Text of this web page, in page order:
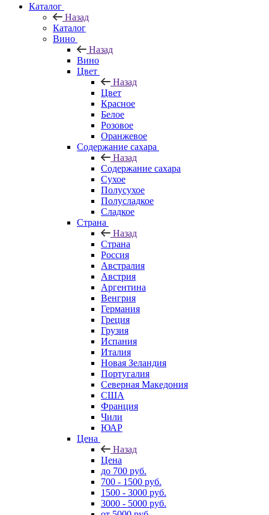
Каталог
Назад
Каталог
Вино
Назад
Вино
Цвет
Назад
Цвет
Красное
Белое
Розовое
Оранжевое
Содержание сахара
Назад
Содержание сахара
Сухое
Полусухое
Полусладкое
Сладкое
Страна
Назад
Страна
Россия
Австралия
Австрия
Аргентина
Венгрия
Германия
Греция
Грузия
Испания
Италия
Новая Зеландия
Португалия
Северная Македония
США
Франция
Чили
ЮАР
Цена
Назад
Цена
до 700 руб.
700 - 1500 руб.
1500 - 3000 руб.
3000 - 5000 руб.